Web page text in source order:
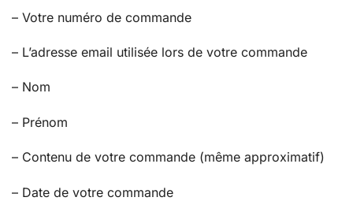
– Votre numéro de commande
– L’adresse email utilisée lors de votre commande
– Nom
– Prénom
– Contenu de votre commande (même approximatif)
– Date de votre commande